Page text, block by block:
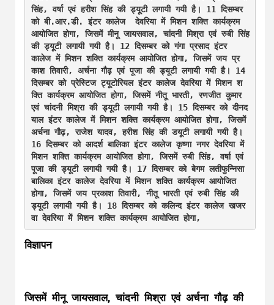
सिंह, वर्षा एवं हरीश सिंह की ड्यूटी लगायी गयी है। 11 दिसम्बर
को बी.आर.डी. इंटर कालेज  देवरिया में मिशन शक्ति कार्यक्रम
आयोजित होगा, जिसमें मीनू जायसवाल, चांदनी मिश्रा एवं रुबी सिंह
की ड्यूटी लगायी गयी है। 12 दिसम्बर को गंगा प्रसाद इंटर
कालेज में मिशन शक्ति कार्यक्रम आयोजित होगा, जिसमें जय प्र
काश तिवारी, अर्चना गौढ़ एवं पूजा की ड्यूटी लगायी गयी है। 14
दिसम्बर को प्रेस्टिज ट्यूटोरियल इंटर कालेज देवरिया में मिशन श
क्ति कार्यक्रम आयोजित होगा, जिसमें नीतू भारती, रणजीत कुमार
एवं चांदनी मिश्रा की ड्यूटी लगायी गयी है। 15 दिसम्बर को दीनद
याल इंटर कालेज में मिशन शक्ति कार्यक्रम आयोजित होगा, जिसमें
अर्चना गौढ़, राजेश यादव, हरीश सिंह की डयूटी लगायी गयी है।
16 दिसम्बर को आदर्श बालिका इंटर कालेज कृष्णा नगर देवरिया में
मिशन शक्ति कार्यक्रम आयोजित होगा, जिसमें रुबी सिंह, वर्षा एवं
पूजा की ड्यूटी लगायी गयी है। 17 दिसम्बर को बेगम लतीफुन्निसा
बालिका इंटर कालेज देवरिया में मिशन शक्ति कार्यक्रम आयोजित
होगा, जिसमें जय प्रकाश तिवारी, नीतू भारती एवं रुबी सिंह की
ड्यूटी लगायी गयी है। 18 दिसम्बर को कलिन्द इंटर कालेज खजर
विज्ञापन
जिसमें मीनू जायसवाल, चांदनी मिश्रा एवं अर्चना गौढ़ की